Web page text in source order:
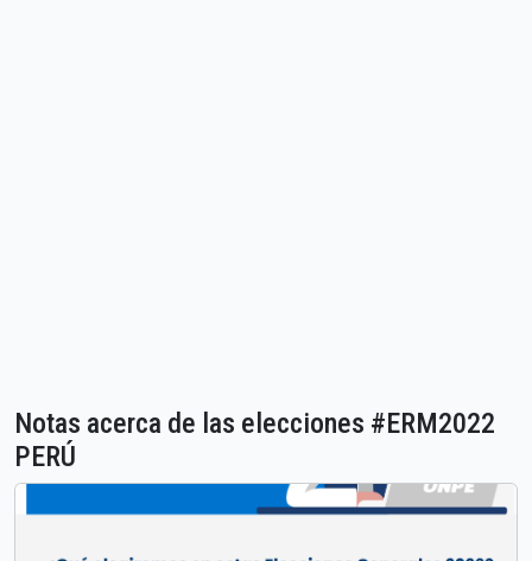
Notas acerca de las elecciones #ERM2022
PERÚ